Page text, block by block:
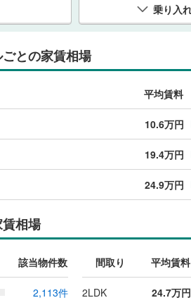
乗り入
との家賃相場
平均賃料
10.6万円
19.4万円
24.9万円
相場
該当物件数 間取り 平均賃料
2,113件 2LDK 24.7万円